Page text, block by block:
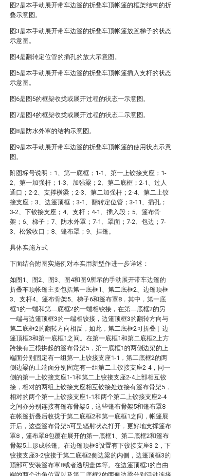
图2是本手动展开带车边篷的折叠车顶帐篷的框架结构的折
叠示意图。
图3是本手动展开带车边篷的折叠车顶帐篷放置梯子的状态
示意图。
图4是翻转定位管的插孔的放大示意图。
图5是本手动展开带车边篷的折叠车顶帐篷插入支杆的状态
示意图。
图6是图5的框架收拢或展开过程的状态一示意图。
图7是图4的框架收拢或展开过程的状态二示意图。
图8是防水外罩的结构示意图。
图9是本手动展开带车边篷的折叠车顶帐篷的使用状态示意
图。
附图标号说明：1、第一底框；1-1、第一上铰接支座；1-
2、第一加强杆；1-3、加强梁；2、第二底框；2-1、过人
通口；2-2、支撑横梁；2-3、第二加强杆；2-4、第二上铰
接支座；3、边篷顶框；3-1、翻转定位管；3-11、插孔；
3-2、下铰接支座；4、支杆；4-1、插入段；5、篷布骨
架；6、梯子；7、防水外罩；7-1、罩面；7-2、包边；7-
3、松紧收口；8、篷布罩；9、挂篷。
具体实施方式
下面结合附图实施例对本实用新型作进一步详述：
如图1、图2、图3、图4和图9所示的手动展开带车边篷的
折叠车顶帐篷主要包括第一底框1、第二底框2、边篷顶框
3、支杆4、篷布骨架5、梯子6和篷布罩8，其中，第一底
框1的一端和第二底框2的一端相铰接，在第二底框2的另
一端与边篷顶框3的一端相铰接，边篷顶框3的翻转方向与
第二底框2的翻转方向相反，如此，第二底框2可折叠于边
篷顶框3和第一底框1之间。在第一底框1和第二底框2上方
跨接有三根拱起的篷布骨架5，第一底框1的两侧边梁的上
端面分别固定有一组第一上铰接支座1-1，第二底框2的两
侧边梁的上端面分别固定有一组第二上铰接支座2-4，同一
侧的第一上铰接支座1-1和第二上铰接支座2-4上部相互铰
接，相对的两组上铰接支座相互铰接处连接有篷布骨架5，
相对的两个第一上铰接支座1-1和两个第二上铰接支座2-4
之间亦分别连接有篷布骨架5，这些篷布骨架5和篷布罩8
在帐篷折叠后收拢于第二底框2和第一底框1之间，帐篷展
开后，这些篷布骨架5可呈辐射状态打开，更好地支撑篷布
罩8，篷布罩8包覆在展开的第一底框1、第二底框2和篷布
骨架5上形成帐篷。在边篷顶框3设置有下铰接支座3-2，下
铰接支座3-2铰接于第二底框2侧边梁的内侧，边篷顶框3的
顶部可安装篷布罩8或者透明盖体等。在边篷顶框3的自由